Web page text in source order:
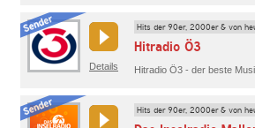
Details
Hits der 90er, 2000er & von
Hitradio Ö3
Hits der 90er, 2000er & von